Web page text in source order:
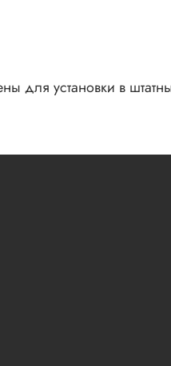
для установки в